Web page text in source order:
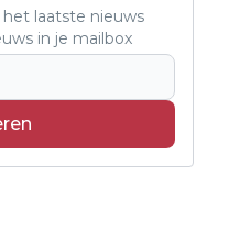
laatste nieuws
in je mailbox